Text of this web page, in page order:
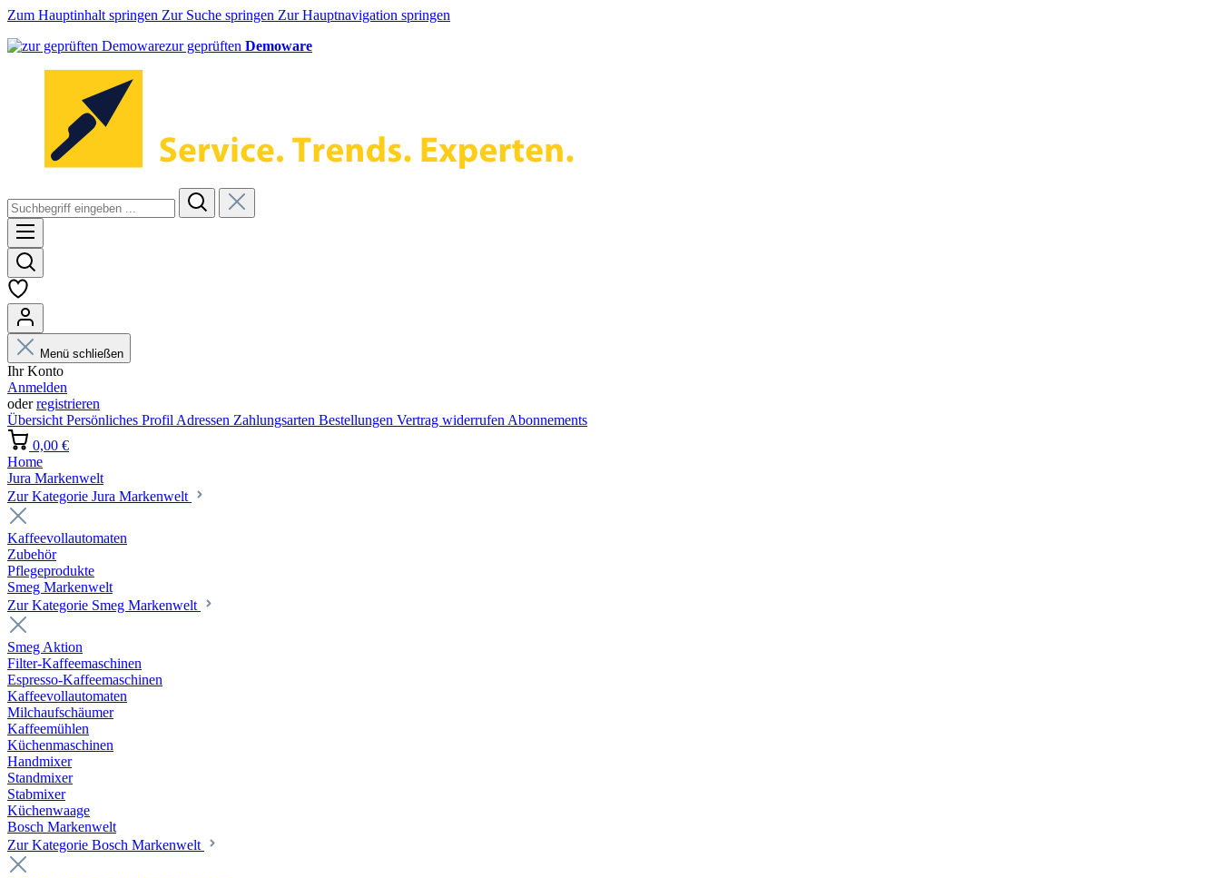
Zum Hauptinhalt springen Zur Suche springen Zur Hauptnavigation springen
zur geprüften Demoware
Menü schließen
Ihr Konto
Anmelden
oderregistrieren
Übersicht Persönliches Profil Adressen Zahlungsarten Bestellungen Vertrag widerrufen Abonnements
0,00 €
Home
Jura Markenwelt
Zur Kategorie Jura Markenwelt
Kaffeevollautomaten
Zubehör
Pflegeprodukte
Smeg Markenwelt
Zur Kategorie Smeg Markenwelt
Smeg Aktion
Filter-Kaffeemaschinen
Espresso-Kaffeemaschinen
Kaffeevollautomaten
Milchaufschäumer
Kaffeemühlen
Küchenmaschinen
Handmixer
Standmixer
Stabmixer
Küchenwaage
Bosch Markenwelt
Zur Kategorie Bosch Markenwelt